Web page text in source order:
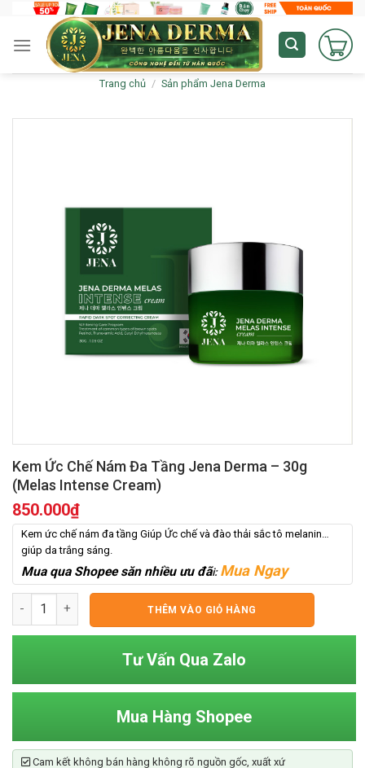
content
Trang chủ / Sản phẩm Jena Derma
Kem Ức Chế Nám Đa Tầng Jena Derma – 30g
(Melas Intense Cream)
850.000₫
Kem ức chế nám đa tầng Giúp Ức chế và đào thải sắc tô melanin…
giúp da trắng sáng.
Mua qua Shopee săn nhiều ưu đãi: Mua Ngay
Kem Ức Chế Nám Đa Tầng Jena Derma - 30g (Melas Intense
THÊM VÀO GIỎ HÀNG
Tư Vấn Qua Zalo
Mua Hàng Shopee
Cam kết không bán hàng không rõ nguồn gốc, xuất xứ